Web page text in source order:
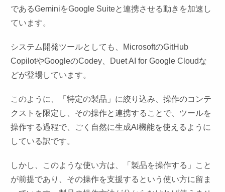
であるGeminiをGoogle Suiteと連携させる動きを加速し
ています。
システム開発ツールとしても、MicrosoftのGitHub
CopilotやGoogleのCodey、Duet AI for Google Cloudな
どが登場しています。
このように、「特定の製品」に絞り込み、操作のコンテ
クストを限定し、その操作と連携することで、ツールを
操作する過程で、ごく自然に生成AI機能を使えるように
している訳です。
しかし、このような使い方は、「製品を操作する」こと
が前提であり、その操作を支援するという使い方に留ま